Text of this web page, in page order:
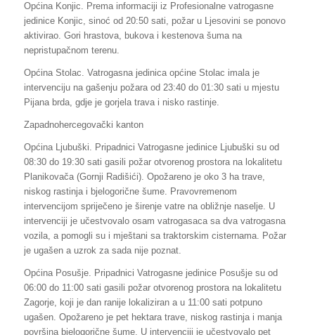
Općina Konjic. Prema informaciji iz Profesionalne vatrogasne
jedinice Konjic, sinoć od 20:50 sati, požar u Ljesovini se ponovo
aktivirao. Gori hrastova, bukova i kestenova šuma na
nepristupačnom terenu.
Općina Stolac. Vatrogasna jedinica općine Stolac imala je
intervenciju na gašenju požara od 23:40 do 01:30 sati u mjestu
Pijana brda, gdje je gorjela trava i nisko rastinje.
Zapadnohercegovački kanton
Općina Ljubuški. Pripadnici Vatrogasne jedinice Ljubuški su od
08:30 do 19:30 sati gasili požar otvorenog prostora na lokalitetu
Planikovača (Gornji Radišići). Opožareno je oko 3 ha trave,
niskog rastinja i bjelogorične šume. Pravovremenom
intervencijom spriječeno je širenje vatre na obližnje naselje. U
intervenciji je učestvovalo osam vatrogasaca sa dva vatrogasna
vozila, a pomogli su i mještani sa traktorskim cisternama. Požar
je ugašen a uzrok za sada nije poznat.
Općina Posušje. Pripadnici Vatrogasne jedinice Posušje su od
06:00 do 11:00 sati gasili požar otvorenog prostora na lokalitetu
Zagorje, koji je dan ranije lokaliziran a u 11:00 sati potpuno
ugašen. Opožareno je pet hektara trave, niskog rastinja i manja
površina bjelogorične šume. U intervenciji je učestvovalo pet